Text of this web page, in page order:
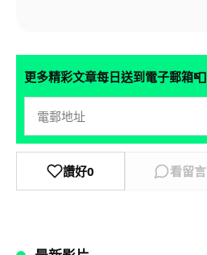
更多精彩文章每日送到電子郵箱📮
讚好0 看留言